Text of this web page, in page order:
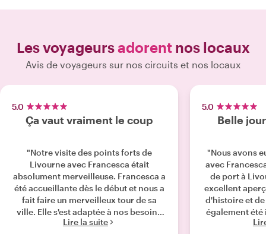
Les voyageursadorentnos locaux
Avis de voyageurs sur nos circuits et nos locaux
5.0
Ça vaut vraiment le coup
"Notre visite des points forts de
Livourne avec Francesca était
absolument merveilleuse. Francesca a
été accueillante dès le début et nous a
fait faire un merveilleux tour de sa
ville. Elle s'est adaptée à nos besoins
de mobilité facilement et sans
Lire la suite
5.0
Belle
"Nous avons
avec
de port à
excellent
d'histoire et
également
avec notre